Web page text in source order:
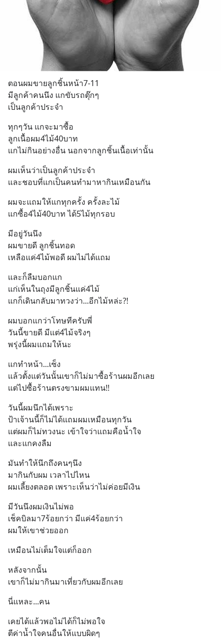
ตอนผมขายลูกชิ้นหน้า7-11
มีลูกค้าคนนึง แกขับรถตุ๊กๆ
เป็นลูกค้าประจำ
ทุกๆวัน แกจะมาซื้อ
ลูกเนื้อผม4ไม้40บาท
แกไม่กินอย่างอื่น นอกจากลูกชิ้นเนื้อเท่านั้น
ผมเห็นว่าเป็นลูกค้าประจำ
และชอบที่แกเป็นคนทำมาหากินเหมือนกัน
ผมจะแถมให้แกทุกครั้ง ครั้งละไม้
แกซื้อ4ไม้40บาท ได้5ไม้ทุกรอบ
มีอยู่วันนึง
ผมขายดี ลูกชิ้นทอด
เหลือแค่4ไม้พอดี ผมไม่ได้แถม
และก็ลืมบอกแก
แก่เห็นในถุงมีลูกชิ้นแค่4ไม้
แกก็เดินกลับมาทวงว่า...อีกไม้หล่ะ?!
ผมบอกแกว่าโทษทีครับพี่
วันนี้ขายดี มีแต่4ไม้จริงๆ
พรุ่งนี้ผมแถมให้นะ
แกทำหน้า...เซ็ง
แล้วตั้งแต่วันนั้นเขาก็ไม่มาซื้อร้านผมอีกเลย
แต่ไปซื้อร้านตรงขามผมแทน!!
วันนี้ผมนึกได้เพราะ
ป้าเจ้านนี้ก็ไม่ได้แถมผมเหมือนทุกวัน
แต่ผมก็ไม่ทวงนะ เข้าใจว่าแถมคือน้ำใจ
และแกคงลืม
มันทำให้นึกถึงคนๆนึง
มากินกับผม เวลาไปไหน
ผมเลี้ยงตลอด เพราะเห็นว่าไม่ค่อยมีเงิน
มีวันนึงผมเงินไม่พอ
เช็คบิลมา7ร้อยกว่า มีแค่4ร้อยกว่า
ผมให้เขาช่วยออก
เหมือนไม่เต็มใจแต่ก็ออก
หลังจากนั้น
เขาก็ไม่มากินมาเที่ยวกับผมอีกเลย
นี่แหละ...คน
เคยได้แล้วพอไม่ได้ก็ไม่พอใจ
ตีค่าน้ำใจคนอื่นให้แบบผิดๆ